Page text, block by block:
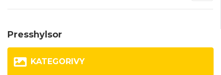
Presshylsor
KATEGORIVY